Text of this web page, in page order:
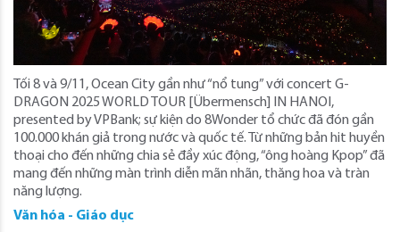
Tối 8 và 9/11, Ocean City gần như “nổ tung” với concert G-
DRAGON 2025 WORLD TOUR [Übermensch] IN HANOI,
presented by VPBank; sự kiện do 8Wonder tổ chức đã đón gần
100.000 khán giả trong nước và quốc tế. Từ những bản hit huyền
thoại cho đến những chia sẻ đầy xúc động, “ông hoàng Kpop” đã
mang đến những màn trình diễn mãn nhãn, thăng hoa và tràn
năng lượng.
Văn hóa - Giáo dục